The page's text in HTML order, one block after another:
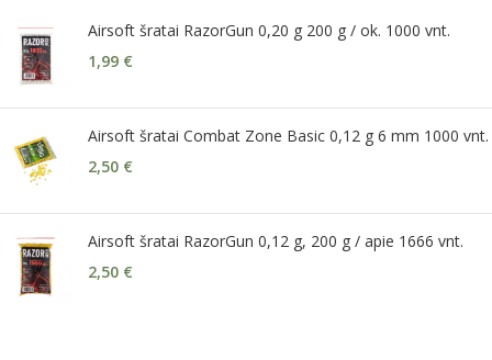
Airsoft šratai RazorGun 0,20 g 200 g / ok. 1000 vnt.
1,99 €
Airsoft šratai Combat Zone Basic 0,12 g 6 mm 1000 vnt.
2,50 €
Airsoft šratai RazorGun 0,12 g, 200 g / apie 1666 vnt.
2,50 €